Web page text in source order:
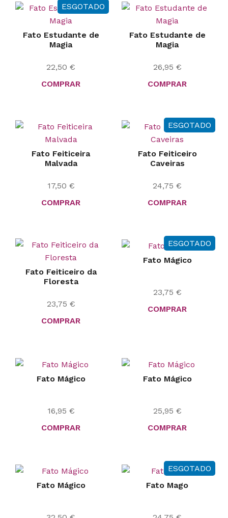
ESGOTADO
Fato Estudante de
Magia
22,50 €
COMPRAR
Fato Estudante de
Magia
26,95 €
COMPRAR
Fato Feiticeira
Malvada
17,50 €
COMPRAR
ESGOTADO
Fato Feiticeiro
Caveiras
24,75 €
COMPRAR
Fato Feiticeiro da
Floresta
23,75 €
COMPRAR
ESGOTADO
Fato Mágico
23,75 €
COMPRAR
Fato Mágico
16,95 €
COMPRAR
Fato Mágico
25,95 €
COMPRAR
Fato Mágico
ESGOTADO
Fato Mago